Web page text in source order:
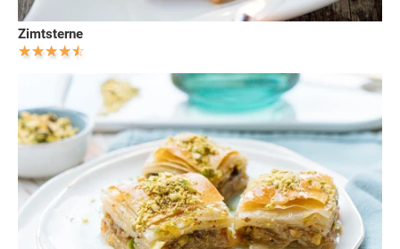
Zimtsterne